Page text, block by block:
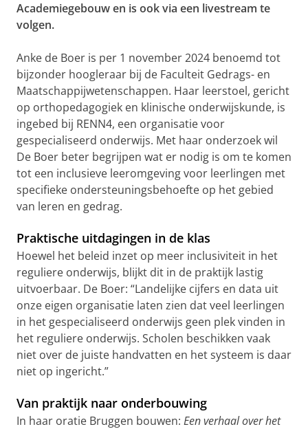
Academiegebouw en is ook via een livestream te
volgen.
Anke de Boer is per 1 november 2024 benoemd tot
bijzonder hoogleraar bij de Faculteit Gedrags- en
Maatschappijwetenschappen. Haar leerstoel, gericht
op orthopedagogiek en klinische onderwijskunde, is
ingebed bij RENN4, een organisatie voor
gespecialiseerd onderwijs. Met haar onderzoek wil
De Boer beter begrijpen wat er nodig is om te komen
tot een inclusieve leeromgeving voor leerlingen met
specifieke ondersteuningsbehoefte op het gebied
van leren en gedrag.
Praktische uitdagingen in de klas
Hoewel het beleid inzet op meer inclusiviteit in het
reguliere onderwijs, blijkt dit in de praktijk lastig
uitvoerbaar. De Boer: “Landelijke cijfers en data uit
onze eigen organisatie laten zien dat veel leerlingen
in het gespecialiseerd onderwijs geen plek vinden in
het reguliere onderwijs. Scholen beschikken vaak
niet over de juiste handvatten en het systeem is daar
niet op ingericht.”
Van praktijk naar onderbouwing
In haar oratie Bruggen bouwen: Een verhaal over het